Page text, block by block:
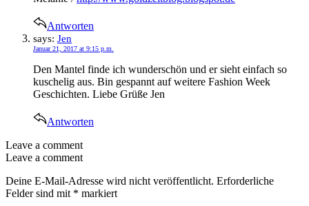
Antworten
says: Jen
Januar 21, 2017 at 9:15 p.m.
Den Mantel finde ich wunderschön und er sieht einfach so
kuschelig aus. Bin gespannt auf weitere Fashion Week
Geschichten. Liebe Grüße Jen
Antworten
Leave a comment
Leave a comment
Deine E-Mail-Adresse wird nicht veröffentlicht. Erforderliche
Felder sind mit * markiert